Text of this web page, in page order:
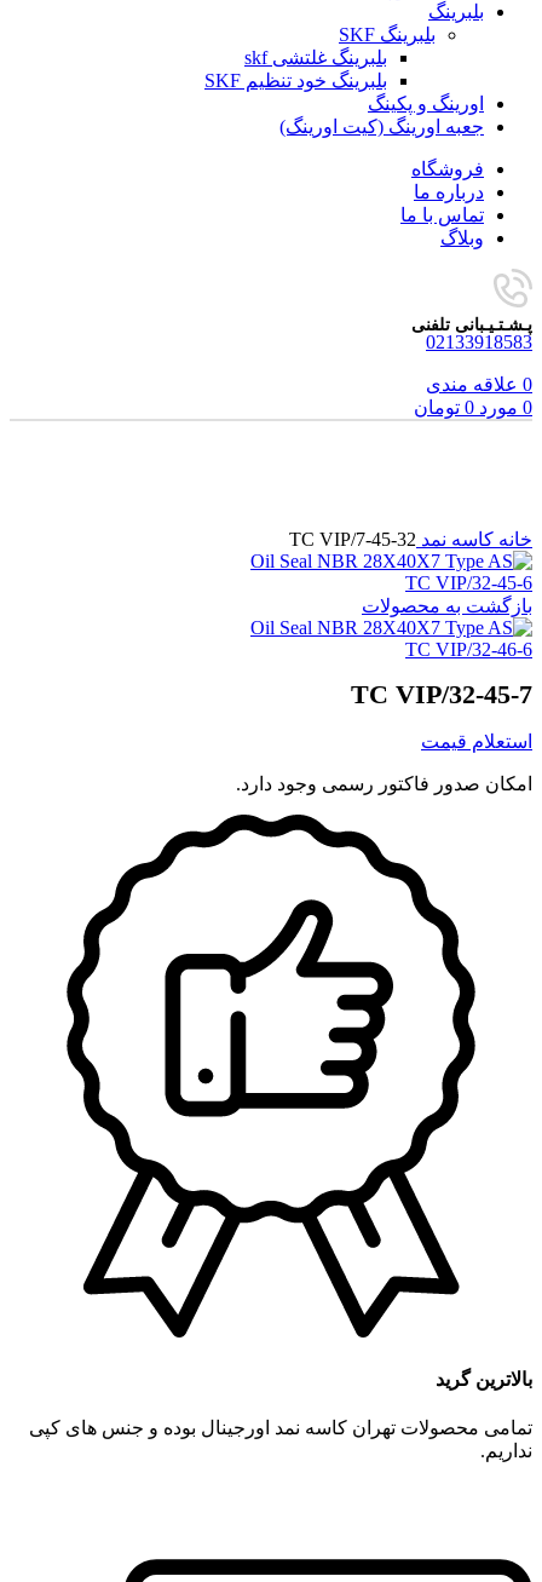
بلبرینگ
بلبرینگ SKF
بلبرینگ غلتشی skf
بلبرینگ خود تنظیم SKF
اورینگ و پکینگ
جعبه اورینگ (کیت اورینگ)
فروشگاه
درباره ما
تماس با ما
وبلاگ
پـشـتـیـبانی تلفنی
02133918583
0 علاقه مندی
0 مورد 0 تومان
خانه کاسه نمد 32-45-7/TC VIP
32-45-6/TC VIP
بازگشت به محصولات
32-46-6/TC VIP
32-45-7/TC VIP
استعلام قیمت
امکان صدور فاکتور رسمی وجود دارد.
بالاترین گرید
تمامی محصولات تهران کاسه نمد اورجینال بوده و جنس های کپی
نداریم.